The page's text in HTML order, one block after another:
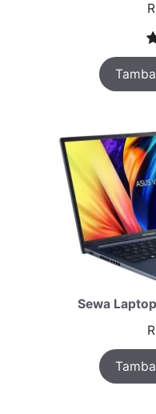
1
Sewa